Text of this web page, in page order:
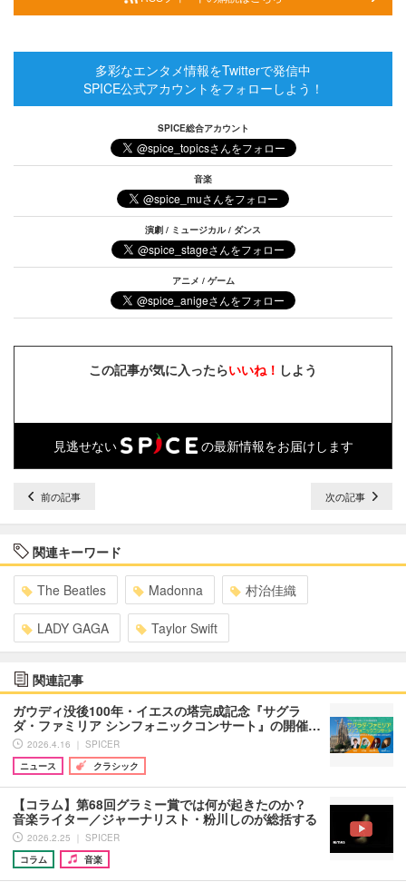
多彩なエンタメ情報をTwitterで発信中
SPICE公式アカウントをフォローしよう！
SPICE総合アカウント
音楽
演劇 / ミュージカル / ダンス
アニメ / ゲーム
この記事が気に入ったらいいね！ しよう
見逃せない の最新情報をお届けします
前の記事 次の記事
関連キーワード
The Beatles Madonna 村治佳織
LADY GAGA Taylor Swift
関連記事
ガウディ没後100年・イエスの塔完成記念『サグラ
ダ・ファミリア シンフォニックコンサート』の開催…
2026.4.16 ｜ SPICER
ニュース
クラシック
【コラム】第68回グラミー賞では何が起きたのか？
音楽ライター／ジャーナリスト・粉川しのが総括する
2026.2.25 ｜ SPICER
コラム
音楽